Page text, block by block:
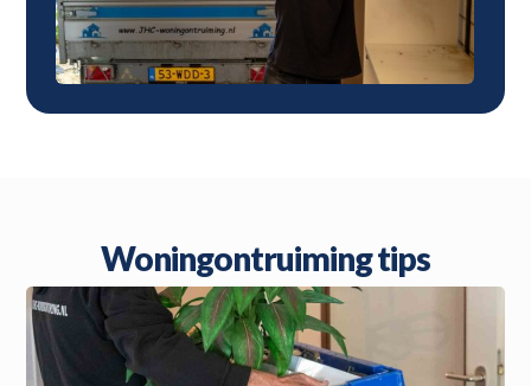
Woningontruiming tips